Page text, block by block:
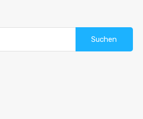
nach: